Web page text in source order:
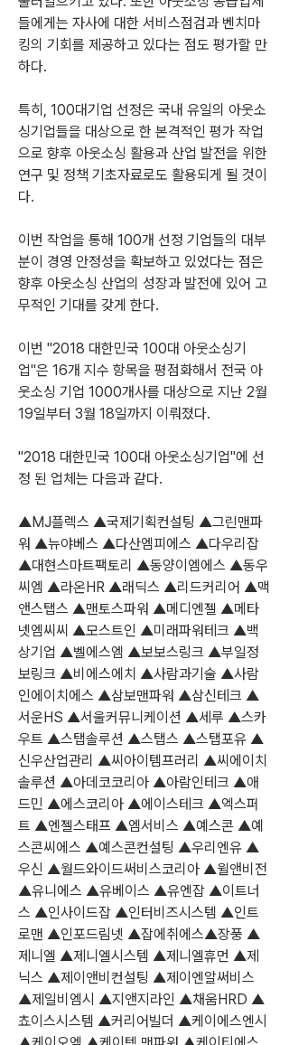
들에게는 자사에 대한 서비스점검과 벤치마
킹의 기회를 제공하고 있다는 점도 평가할 만
하다.
특히, 100대기업 선정은 국내 유일의 아웃소
싱기업들을 대상으로 한 본격적인 평가 작업
으로 향후 아웃소싱 활용과 산업 발전을 위한
연구 및 정책 기초자료로도 활용되게 될 것이
다.
이번 작업을 통해 100개 선정 기업들의 대부
분이 경영 안정성을 확보하고 있었다는 점은
향후 아웃소싱 산업의 성장과 발전에 있어 고
무적인 기대를 갖게 한다.
이번 "2018 대한민국 100대 아웃소싱기
업"은 16개 지수 항목을 평점화해서 전국 아
웃소싱 기업 1000개사를 대상으로 지난 2월
19일부터 3월 18일까지 이뤄졌다.
"2018 대한민국 100대 아웃소싱기업"에 선
정 된 업체는 다음과 같다.
▲MJ플렉스 ▲국제기획컨설팅 ▲그린맨파
워 ▲뉴야베스 ▲다산엠피에스 ▲다우리잡
▲대현스마트팩토리 ▲동양이엠에스 ▲동우
씨엠 ▲라온HR ▲래딕스 ▲리드커리어 ▲맥
앤스탭스 ▲맨토스파워 ▲메디엔젤 ▲메타
넷엠씨씨 ▲모스트인 ▲미래파워테크 ▲백
상기업 ▲벨에스엠 ▲보보스링크 ▲부일정
보링크 ▲비에스에치 ▲사람과기술 ▲사람
인에이치에스 ▲삼보맨파워 ▲삼신테크 ▲
서운HS ▲서울커뮤니케이션 ▲세루 ▲스카
우트 ▲스탭솔루션 ▲스탭스 ▲스탭포유 ▲
신우산업관리 ▲씨아이템프러리 ▲씨에이치
솔루션 ▲아데코코리아 ▲아람인테크 ▲애
드민 ▲에스코리아 ▲에이스테크 ▲엑스퍼
트 ▲엔젤스태프 ▲엠서비스 ▲예스콘 ▲예
스콘씨에스 ▲예스콘컨설팅 ▲우리엔유 ▲
우신 ▲월드와이드써비스코리아 ▲윌앤비전
▲유니에스 ▲유베이스 ▲유엔잡 ▲이트너
스 ▲인사이드잡 ▲인터비즈시스템 ▲인트
로맨 ▲인포드림넷 ▲잡에취에스▲장풍 ▲
제니엘 ▲제니엘시스템 ▲제니엘휴먼 ▲제
닉스 ▲제이앤비컨설팅 ▲제이엔알써비스
▲제일비엠시 ▲지앤지라인 ▲채움HRD ▲
쵸이스시스템 ▲커리어빌더 ▲케이에스엔시